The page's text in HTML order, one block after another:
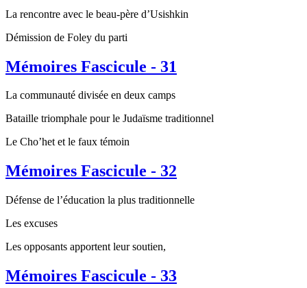
La rencontre avec le beau-père d’Usishkin
Démission de Foley du parti
Mémoires Fascicule - 31
La communauté divisée en deux camps
Bataille triomphale pour le Judaïsme traditionnel
Le Cho’het et le faux témoin
Mémoires Fascicule - 32
Défense de l’éducation la plus traditionnelle
Les excuses
Les opposants apportent leur soutien,
Mémoires Fascicule - 33